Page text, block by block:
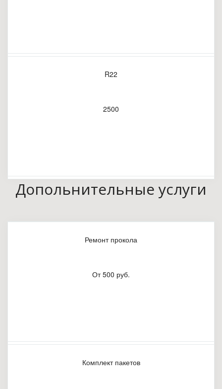
R22
2500
Допольнительные услуги
Ремонт прокола
От 500 руб.
Комплект пакетов